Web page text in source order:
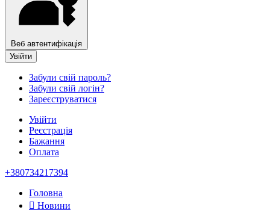
Веб автентифікація
Увійти
Забули свій пароль?
Забули свій логін?
Зареєструватися
Увійти
Реєстрація
Бажання
Оплата
+380734217394
Головна
Новини